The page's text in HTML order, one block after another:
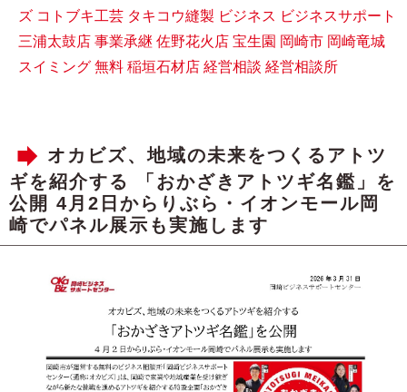
ズ コトブキ工芸 タキコウ縫製 ビジネス ビジネスサポート
三浦太鼓店 事業承継 佐野花火店 宝生園 岡崎市 岡崎竜城
スイミング 無料 稲垣石材店 経営相談 経営相談所
オカビズ、地域の未来をつくるアトツ
ギを紹介する 「おかざきアトツギ名鑑」を
公開 4月2日からりぶら・イオンモール岡
崎でパネル展示も実施します